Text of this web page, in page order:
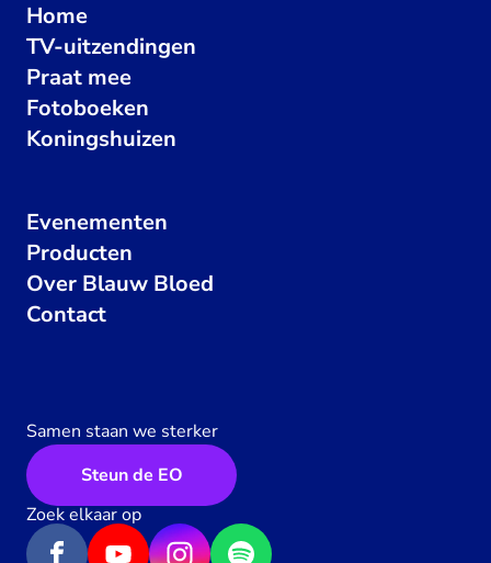
Home
TV-uitzendingen
Praat mee
Fotoboeken
Koningshuizen
Evenementen
Producten
Over Blauw Bloed
Contact
Samen staan we sterker
Steun de EO
Zoek elkaar op